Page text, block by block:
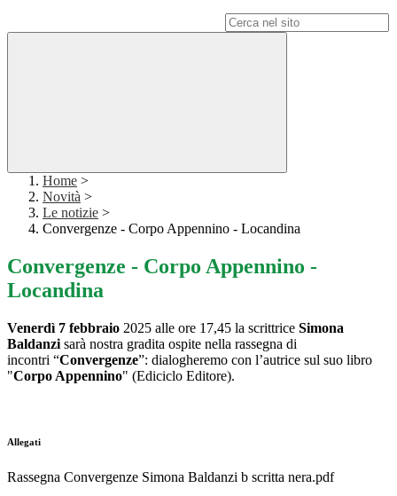
Home >
Novità >
Le notizie >
Convergenze - Corpo Appennino - Locandina
Convergenze - Corpo Appennino -
Locandina
Venerdì 7 febbraio 2025 alle ore 17,45 la scrittrice Simona
Baldanzi sarà nostra gradita ospite nella rassegna di
incontri “Convergenze”: dialogheremo con l’autrice sul suo libro
"Corpo Appennino" (Ediciclo Editore).
Allegati
Rassegna Convergenze Simona Baldanzi b scritta nera.pdf